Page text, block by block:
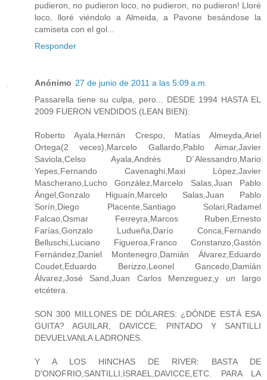
pudieron, no pudieron loco, no pudieron, no pudieron! Lloré
loco, lloré viéndolo a Almeida, a Pavone besándose la
camiseta con el gol...
Responder
Anónimo 27 de junio de 2011 a las 5:09 a.m.
Passarella tiene su culpa, pero... DESDE 1994 HASTA EL
2009 FUERON VENDIDOS (LEAN BIEN):
Roberto Ayala,Hernán Crespo, Matías Almeyda,Ariel
Ortega(2 veces),Marcelo Gallardo,Pablo Aimar,Javier
Saviola,Celso Ayala,Andrés D´Alessandro,Mario
Yepes,Fernando Cavenaghi,Maxi López,Javier
Mascherano,Lucho González,Marcelo Salas,Juan Pablo
Ángel,Gonzalo Higuaín,Marcelo Salas,Juan Pablo
Sorín,Diego Placente,Santiago Solari,Radamel
Falcao,Osmar Ferreyra,Marcos Ruben,Ernesto
Farías,Gonzalo Ludueña,Darío Conca,Fernando
Belluschi,Luciano Figueroa,Franco Constanzo,Gastón
Fernández,Daniel Montenegro,Damián Álvarez,Eduardo
Coudet,Eduardo Berizzo,Leonel Gancedo,Damián
Álvarez,José Sand,Juan Carlos Menzeguez,y un largo
etcétera.
SON 300 MILLONES DE DÓLARES: ¿DÓNDE ESTÁ ESA
GUITA? AGUILAR, DAVICCE, PINTADO Y SANTILLI
DEVUELVANLA LADRONES.
Y A LOS HINCHAS DE RIVER: BASTA DE
D'ONOFRIO,SANTILLI,ISRAEL,DAVICCE,ETC. PARA LA